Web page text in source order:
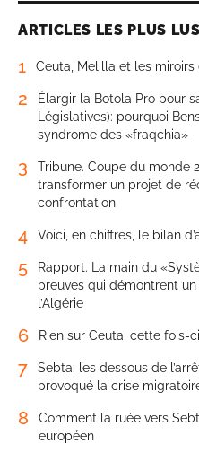
ARTICLES LES PLUS LUS
1 Ceuta, Melilla et les miroirs
2
Élargir la Botola Pro pour
Législatives): pourquoi
syndrome des «fraqchia»
3
Tribune. Coupe du monde
transformer un projet de
confrontation
4 Voici, en chiffres, le bilan
5
Rapport. La main du
preuves qui démontrent
l’Algérie
6 Rien sur Ceuta, cette fois-ci
7
Sebta: les dessous de
provoqué la crise
8
Comment la ruée vers
européen